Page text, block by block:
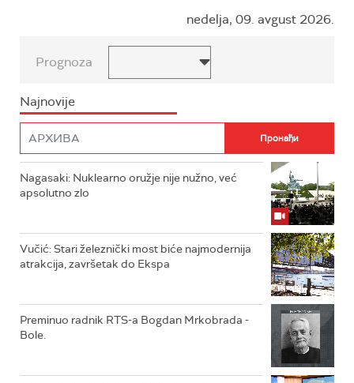
nedelja, 09. avgust 2026.
Prognoza
Najnovije
Nagasaki: Nuklearno oružje nije nužno, već
apsolutno zlo
Vučić: Stari železnički most biće najmodernija
atrakcija, završetak do Ekspa
Preminuo radnik RTS-a Bogdan Mrkobrada -
Bole.